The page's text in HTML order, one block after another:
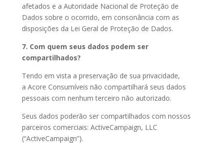
afetados e a Autoridade Nacional de Proteção de
Dados sobre o ocorrido, em consonância com as
disposições da Lei Geral de Proteção de Dados.
7. Com quem seus dados podem ser
compartilhados?
Tendo em vista a preservação de sua privacidade,
a Acore Consumíveis não compartilhará seus dados
pessoais com nenhum terceiro não autorizado.
Seus dados poderão ser compartilhados com nossos
parceiros comerciais: ActiveCampaign, LLC
(“ActiveCampaign”).